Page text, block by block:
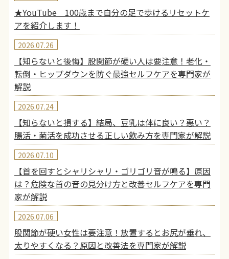
★YouTube 100歳まで自分の足で歩けるリセットケ
アを紹介します！
【知らないと後悔】股関節が硬い人は要注意！老化・
転倒・ヒップダウンを防ぐ最強セルフケアを専門家が
解説
2026.07.26
【知らないと損する】結局、豆乳は体に良い？悪い？
腸活・菌活を成功させる正しい飲み方を専門家が解説
2026.07.24
【首を回すとシャリシャリ・ゴリゴリ音が鳴る】原因
は？危険な首の音の見分け方と改善セルフケアを専門
家が解説
2026.07.10
股関節が硬い女性は要注意！放置するとお尻が垂れ、
太りやすくなる？原因と改善法を専門家が解説
2026.07.06